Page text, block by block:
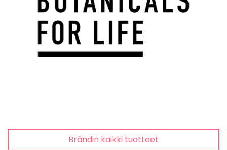
Brändin kaikki tuotteet